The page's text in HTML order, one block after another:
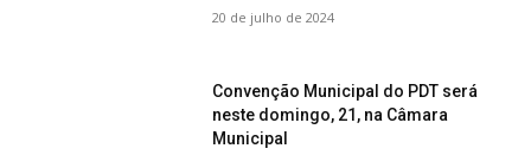
20 de julho de 2024
Convenção Municipal do PDT será
neste domingo, 21, na Câmara
Municipal